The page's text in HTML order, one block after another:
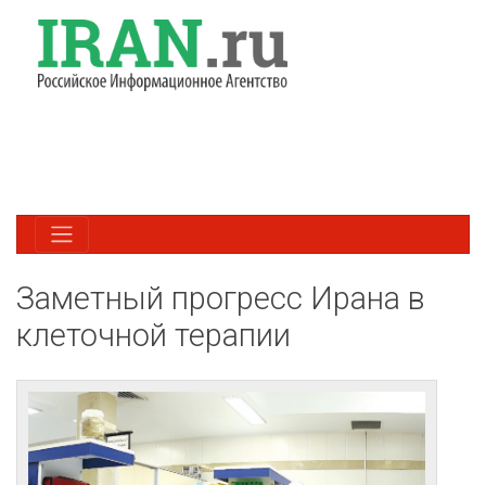
Заметный прогресс Ирана в
клеточной терапии